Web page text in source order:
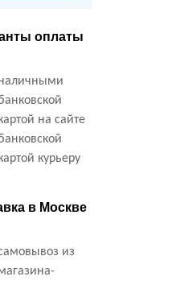
оплаты
на сайте
курьеру
в Москве
из